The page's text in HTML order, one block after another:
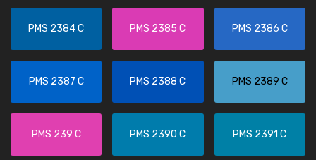
PMS 2384 C PMS 2385 C PMS 2386 C
PMS 2387 C PMS 2388 C PMS 2389 C
PMS 239 C PMS 2390 C PMS 2391 C